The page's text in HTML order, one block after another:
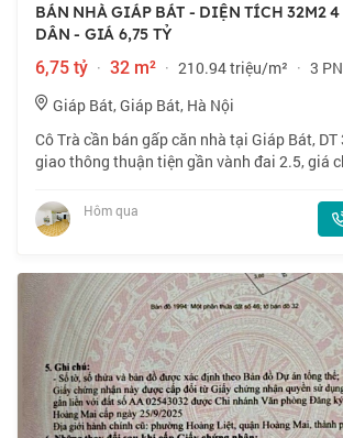
BÁN NHÀ GIÁP BÁT - DIỆN TÍCH 32M2
DÂN - GIÁ 6,75 TỶ
6,75 tỷ · 32 m² · 210.94 triệu/m² · 3 PN
Giáp Bát, Giáp Bát, Hà Nội
Cô Trà cần bán gấp căn nhà tại Giáp Bát,
giao thông thuận tiện gần vành đai 2.5, giá
32m2 x 4 tầng, mặt tiền 3
Hôm qua